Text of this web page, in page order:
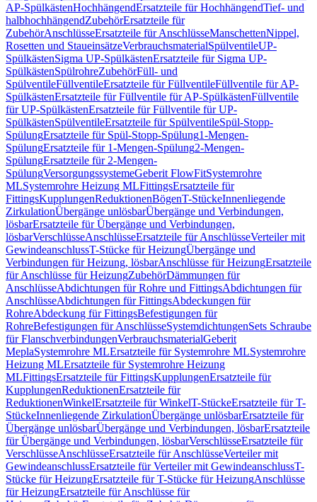
AP-SpülkästenHochhängendErsatzteile für HochhängendTief- und
halbhochhängendZubehörErsatzteile für
ZubehörAnschlüsseErsatzteile für AnschlüsseManschettenNippel,
Rosetten und StaueinsätzeVerbrauchsmaterialSpülventileUP-
SpülkästenSigma UP-SpülkästenErsatzteile für Sigma UP-
SpülkästenSpülrohreZubehörFüll- und
SpülventileFüllventileErsatzteile für FüllventileFüllventile für AP-
SpülkästenErsatzteile für Füllventile für AP-SpülkästenFüllventile
für UP-SpülkästenErsatzteile für Füllventile für UP-
SpülkästenSpülventileErsatzteile für SpülventileSpül-Stopp-
SpülungErsatzteile für Spül-Stopp-Spülung1-Mengen-
SpülungErsatzteile für 1-Mengen-Spülung2-Mengen-
SpülungErsatzteile für 2-Mengen-
SpülungVersorgungssystemeGeberit FlowFitSystemrohre
MLSystemrohre Heizung MLFittingsErsatzteile für
FittingsKupplungenReduktionenBögenT-StückeInnenliegende
ZirkulationÜbergänge unlösbarÜbergänge und Verbindungen,
lösbarErsatzteile für Übergänge und Verbindungen,
lösbarVerschlüsseAnschlüsseErsatzteile für AnschlüsseVerteiler mit
GewindeanschlussT-Stücke für HeizungÜbergänge und
Verbindungen für Heizung, lösbarAnschlüsse für HeizungErsatzteile
für Anschlüsse für HeizungZubehörDämmungen für
AnschlüsseAbdichtungen für Rohre und FittingsAbdichtungen für
AnschlüsseAbdichtungen für FittingsAbdeckungen für
RohreAbdeckung für FittingsBefestigungen für
RohreBefestigungen für AnschlüsseSystemdichtungenSets Schraube
für FlanschverbindungenVerbrauchsmaterialGeberit
MeplaSystemrohre MLErsatzteile für Systemrohre MLSystemrohre
Heizung MLErsatzteile für Systemrohre Heizung
MLFittingsErsatzteile für FittingsKupplungenErsatzteile für
KupplungenReduktionenErsatzteile für
ReduktionenWinkelErsatzteile für WinkelT-StückeErsatzteile für T-
StückeInnenliegende ZirkulationÜbergänge unlösbarErsatzteile für
Übergänge unlösbarÜbergänge und Verbindungen, lösbarErsatzteile
für Übergänge und Verbindungen, lösbarVerschlüsseErsatzteile für
VerschlüsseAnschlüsseErsatzteile für AnschlüsseVerteiler mit
GewindeanschlussErsatzteile für Verteiler mit GewindeanschlussT-
Stücke für HeizungErsatzteile für T-Stücke für HeizungAnschlüsse
für HeizungErsatzteile für Anschlüsse für